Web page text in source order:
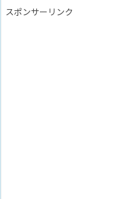
スポンサーリンク